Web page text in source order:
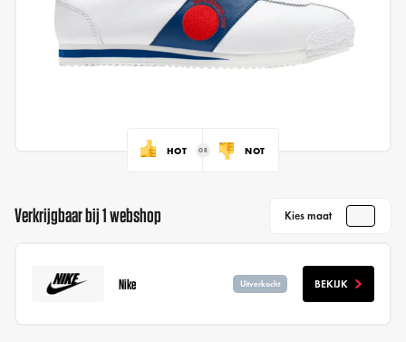
HOT NOT
Verkrijgbaar bij 1 webshop Kies maat
Nike Uitverkocht BEKIJK